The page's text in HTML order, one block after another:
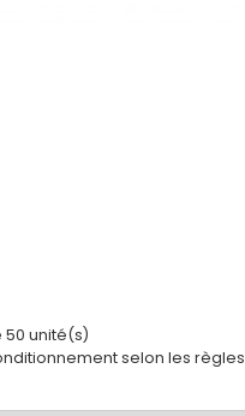
unité(s)
selon les règles